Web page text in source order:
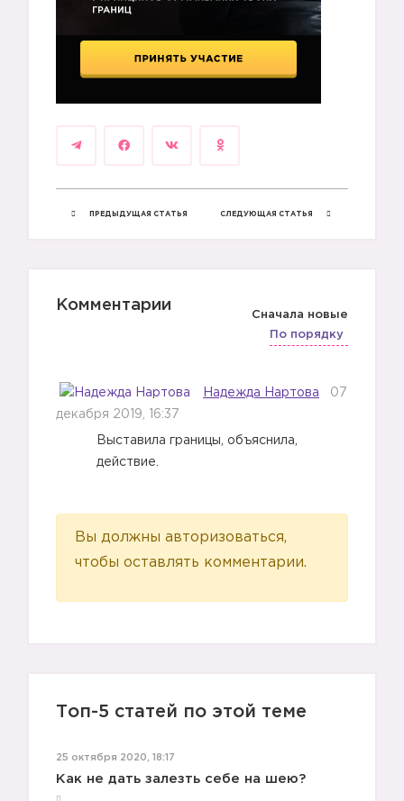
3️⃣
6️⃣
7️⃣
ПРЕДЫДУЩАЯ СТАТЬЯ СЛЕДУЮЩАЯ СТАТЬЯ
Комментарии
Сначала новые
По порядку
Надежда Нартова 07
декабря 2019, 16:37
Выставила границы, объяснила,
действие.
Вы должны авторизоваться,
чтобы оставлять комментарии.
Топ-5 статей по этой теме
25 октября 2020, 18:17
Как не дать залезть себе на шею?